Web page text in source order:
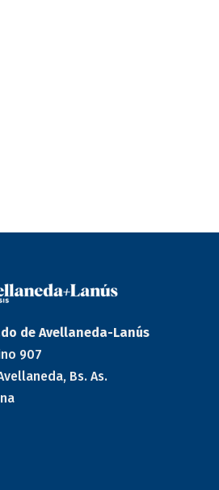
de Avellaneda-Lanús
907
Bs. As.